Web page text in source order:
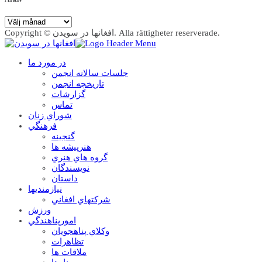
Arkiv
Copyright © افغانها در سویدن. Alla rättigheter reserverade.
در مورد ما
جلسات سالانه انجمن
تاریخچه انجمن
گزارشات
تماس
شوراي زنان
فرهنگي
گنجينه
هنرپيشه ها
گروه هاي هنري
نويسندگان
داستان
نيازمنديها
شرکتهاي افغاني
ورزش
امورپناهندگي
وکلاي پناهجويان
تظاهرات
ملاقات ها